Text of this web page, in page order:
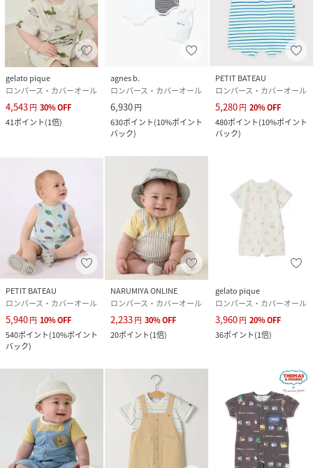
gelato pique
ロンパース・カバーオール
4,543円 30%OFF
41ポイント(1倍)
agnes b.
ロンパース・カバーオール
6,930円
630ポイント(10%ポイント
バック)
PETIT BATEAU
ロンパース・カバーオール
5,280円 20%OFF
480ポイント(10%ポイント
バック)
PETIT BATEAU
ロンパース・カバーオール
5,940円 10%OFF
540ポイント(10%ポイント
バック)
NARUMIYA ONLINE
ロンパース・カバーオール
2,233円 30%OFF
20ポイント(1倍)
gelato pique
ロンパース・カバーオール
3,960円 20%OFF
36ポイント(1倍)